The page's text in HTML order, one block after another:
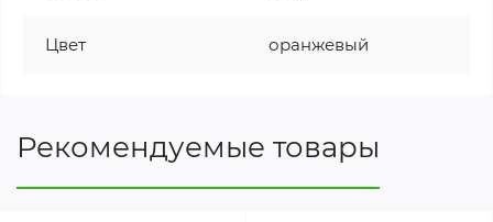
Цвет оранжевый
Рекомендуемые товары